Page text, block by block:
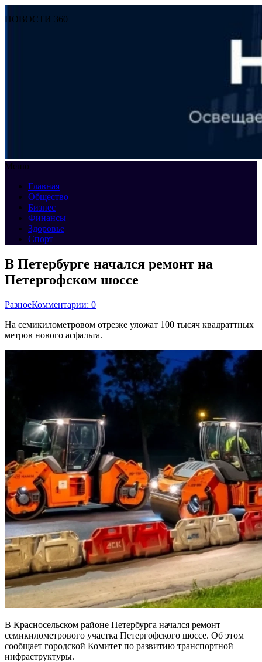
НОВОСТИ 360
Меню
Главная
Общество
Бизнес
Финансы
Здоровье
Спорт
В Петербурге начался ремонт на
Петергофском шоссе
РазноеКомментарии: 0
На семикилометровом отрезке уложат 100 тысяч квадраттных
метров нового асфальта.
В Красносельском районе Петербурга начался ремонт
семикилометрового участка Петергофского шоссе. Об этом
сообщает городской Комитет по развитию транспортной
инфраструктуры.